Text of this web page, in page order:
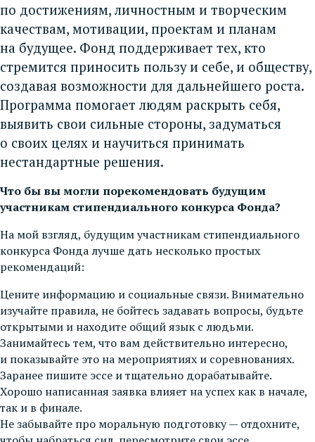
по достижениям, личностным и творческим
качествам, мотивации, проектам и планам
на будущее. Фонд поддерживает тех, кто
стремится приносить пользу и себе, и обществу,
создавая возможности для дальнейшего роста.
Программа помогает людям раскрыть себя,
выявить свои сильные стороны, задуматься
о своих целях и научиться принимать
нестандартные решения.
Что бы вы могли порекомендовать будущим
участникам стипендиального конкурса Фонда?
На мой взгляд, будущим участникам стипендиального
конкурса Фонда лучше дать несколько простых
рекомендаций:
Цените информацию и социальные связи. Внимательно
изучайте правила, не бойтесь задавать вопросы, будьте
открытыми и находите общий язык с людьми.
Занимайтесь тем, что вам действительно интересно,
и показывайте это на мероприятиях и соревнованиях.
Заранее пишите эссе и тщательно дорабатывайте.
Хорошо написанная заявка влияет на успех как в начале,
так и в финале.
Не забывайте про моральную подготовку — отдохните,